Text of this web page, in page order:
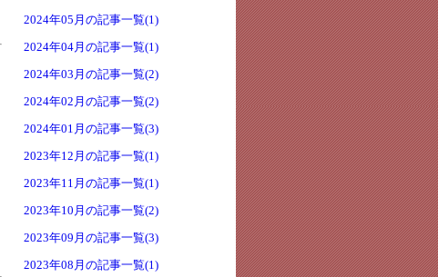
2024年05月の記事一覧(1)
2024年04月の記事一覧(1)
2024年03月の記事一覧(2)
2024年02月の記事一覧(2)
2024年01月の記事一覧(3)
2023年12月の記事一覧(1)
2023年11月の記事一覧(1)
2023年10月の記事一覧(2)
2023年09月の記事一覧(3)
2023年08月の記事一覧(1)